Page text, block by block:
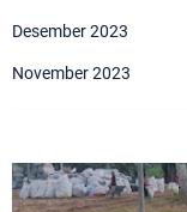
Desember 2023
November 2023